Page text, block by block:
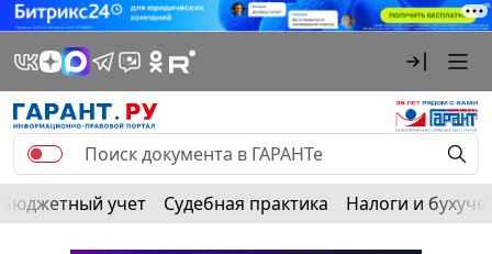
Бюджетный учет Судебная практика Налоги и